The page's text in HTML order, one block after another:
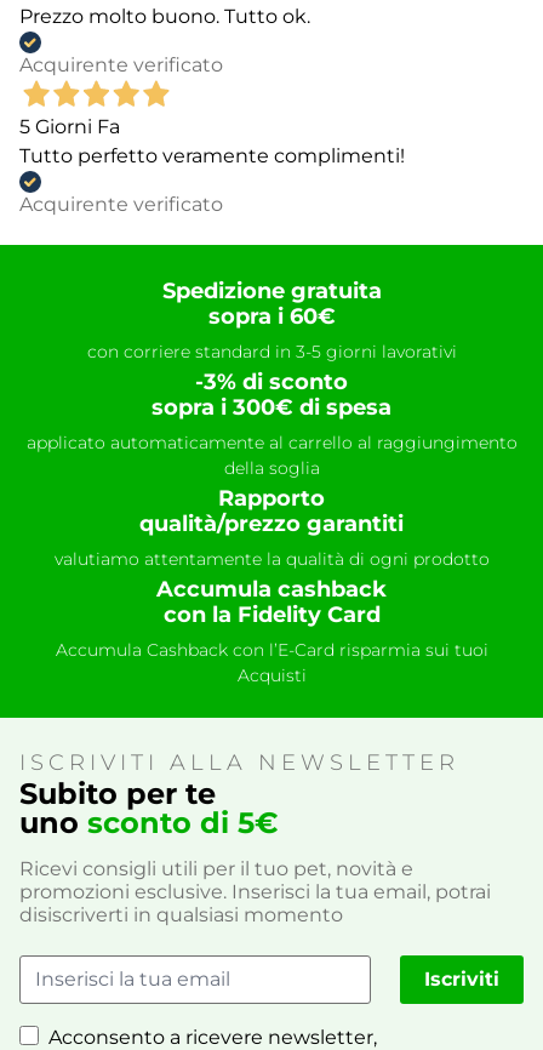
Prezzo molto buono. Tutto ok.
Acquirente verificato
5 Giorni Fa
Tutto perfetto veramente complimenti!
Acquirente verificato
Spedizione gratuita
sopra i 60€
con corriere standard in 3-5 giorni lavorativi
-3% di sconto
sopra i 300€ di spesa
applicato automaticamente al carrello al raggiungimento
della soglia
Rapporto
qualità/prezzo garantiti
valutiamo attentamente la qualità di ogni prodotto
Accumula cashback
con la Fidelity Card
Accumula Cashback con l’E-Card risparmia sui tuoi
Acquisti
ISCRIVITI ALLA NEWSLETTER
Subito per te
uno sconto di 5€
Ricevi consigli utili per il tuo pet, novità e
promozioni esclusive. Inserisci la tua email, potrai
disiscriverti in qualsiasi momento
Acconsento a ricevere newsletter,
Iscriviti